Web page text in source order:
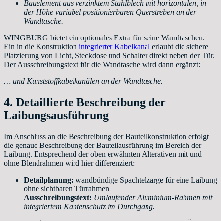
Bauelement aus verzinktem Stahlblech mit horizontalen, in
der Höhe variabel positionierbaren Querstreben an der
Wandtasche.
WINGBURG bietet ein optionales Extra für seine Wandtaschen.
Ein in die Konstruktion integrierter Kabelkanal erlaubt die sichere
Platzierung von Licht, Steckdose und Schalter direkt neben der Tür.
Der Ausschreibungstext für die Wandtasche wird dann ergänzt:
… und Kunststoffkabelkanälen an der Wandtasche.
4. Detaillierte Beschreibung der
Laibungsausführung
Im Anschluss an die Beschreibung der Bauteilkonstruktion erfolgt
die genaue Beschreibung der Bauteilausführung im Bereich der
Laibung. Entsprechend der oben erwähnten Alterativen mit und
ohne Blendrahmen wird hier differenziert:
Detailplanung: wandbündige Spachtelzarge für eine Laibung
ohne sichtbaren Türrahmen.
Ausschreibungstext: Umlaufender Aluminium-Rahmen mit
integriertem Kantenschutz im Durchgang.